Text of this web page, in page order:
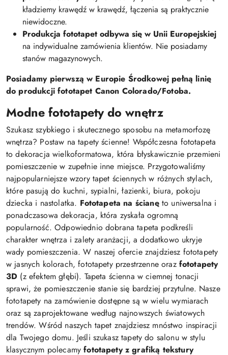
kładziemy krawędź w krawędź, łączenia są praktycznie
niewidoczne.
Produkcja fototapet odbywa się w Unii Europejskiej
na indywidualne zamówienia klientów. Nie posiadamy
stanów magazynowych.
Posiadamy pierwszą w Europie Środkowej pełną linię
do produkcji fototapet Canon Colorado/Fotoba.
Modne fototapety do wnętrz
Szukasz szybkiego i skutecznego sposobu na metamorfozę
wnętrza? Postaw na tapety ścienne! Współczesna fototapeta
to dekoracja wielkoformatowa, która błyskawicznie przemieni
pomieszczenie w zupełnie inne miejsce. Przygotowaliśmy
najpopularniejsze wzory tapet ściennych w różnych stylach,
które pasują do kuchni, sypialni, łazienki, biura, pokoju
dziecka i nastolatka. Fototapeta na ścianęto uniwersalna i
ponadczasowa dekoracja, która zyskała ogromną
popularność. Odpowiednio dobrana tapeta podkreśli
charakter wnętrza i zalety aranżacji, a dodatkowo ukryje
wady pomieszczenia. W naszej ofercie znajdziesz fototapety
w jasnych kolorach, fototapety przestrzenne oraz fototapety
3D (z efektem głębi). Tapeta ścienna w ciemnej tonacji
sprawi, że pomieszczenie stanie się bardziej przytulne. Nasze
fototapety na zamówienie dostępne są w wielu wymiarach
oraz są zaprojektowane według najnowszych światowych
trendów. Wśród naszych tapet znajdziesz mnóstwo inspiracji
dla Twojego domu. Jeśli szukasz tapety do salonu w stylu
klasycznym polecamyfototapety z grafiką tekstury